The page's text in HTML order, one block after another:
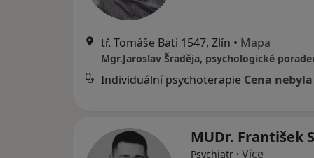
tř. Tomáše Bati 1547, Zlín • Mapa
Individuální psychoterapie Cena
MUDr. František
Psychiatr · Více